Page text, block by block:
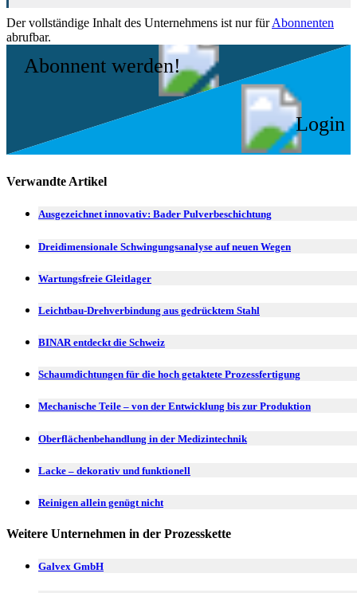
Der vollständige Inhalt des Unternehmens ist nur fürAbonnenten
abrufbar.
Abonnent werden!
Login
Verwandte Artikel
Ausgezeichnet innovativ: Bader Pulverbeschichtung
Dreidimensionale Schwingungsanalyse auf neuen Wegen
Wartungsfreie Gleitlager
Leichtbau-Drehverbindung aus gedrücktem Stahl
BINAR entdeckt die Schweiz
Schaumdichtungen für die hoch getaktete Prozessfertigung
Mechanische Teile – von der Entwicklung bis zur Produktion
Oberflächenbehandlung in der Medizintechnik
Lacke – dekorativ und funktionell
Reinigen allein genügt nicht
Weitere Unternehmen in der Prozesskette
Galvex GmbH